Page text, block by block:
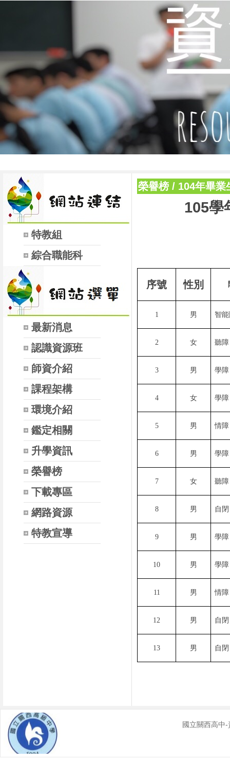
特教組
綜合職能科
最新消息
認識資源班
師資介紹
課程架構
環境介紹
鑑定相關
升學資訊
榮譽榜
下載專區
網路資源
特教宣導
榮譽榜 / 104年畢業
105學
序號 性別
1 男 智能
2 女 聽障
3 男 學障
4 女 學障
5 男 情障
6 男 學障
7 女 聽障
8 男 自閉
9 男 學障
10 男 學障
11 男 情障
12 男 自閉
13 男 自閉
國立關西高中